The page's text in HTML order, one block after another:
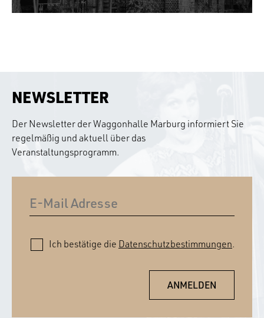
NEWSLETTER
Der Newsletter der Waggonhalle Marburg informiert Sie
regelmäßig und aktuell über das
Veranstaltungsprogramm.
Ich bestätige die Datenschutzbestimmungen.